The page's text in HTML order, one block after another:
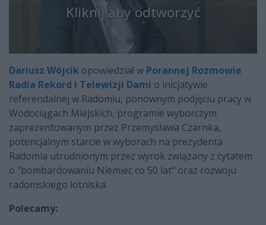
Kliknij aby odtworzyć
Dariusz Wójcik opowiedział w Porannej Rozmowie
Radia Rekord i Telewizji Dami o inicjatywie
referendalnej w Radomiu, ponownym podjęciu pracy w
Wodociągach Miejskich, programie wyborczym
zaprezentowanym przez Przemysława Czarnka,
potencjalnym starcie w wyborach na prezydenta
Radomia utrudnionym przez wyrok związany z cytatem
o "bombardowaniu Niemiec co 50 lat" oraz rozwoju
radomskiego lotniska.
Polecamy: